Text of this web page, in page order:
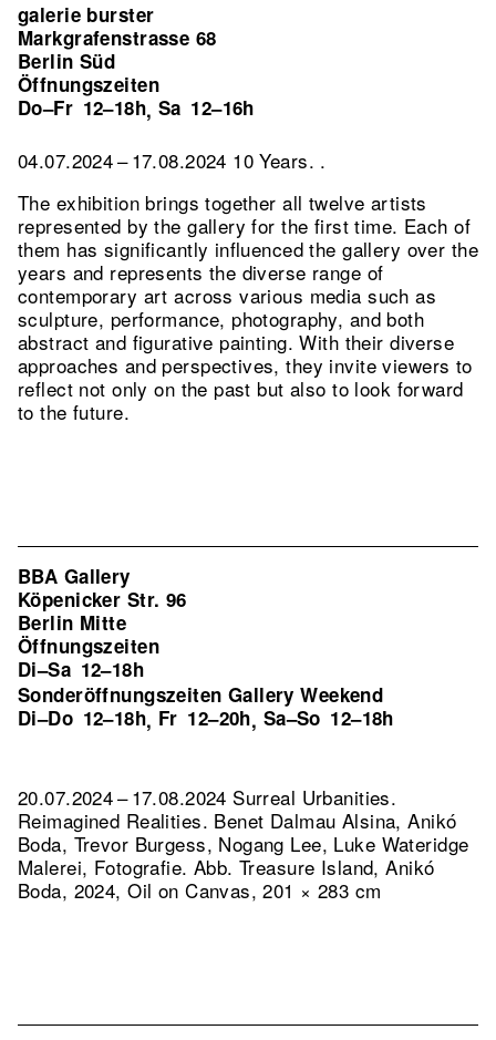
galerie burster
Markgrafenstrasse 68
Berlin Süd
Öffnungszeiten
Do–Fr 12–18h, Sa 12–16h
04.07.2024 – 17.08.2024 10 Years. .
The exhibition brings together all twelve artists
represented by the gallery for the first time. Each of
them has significantly influenced the gallery over the
years and represents the diverse range of
contemporary art across various media such as
sculpture, performance, photography, and both
abstract and figurative painting. With their diverse
approaches and perspectives, they invite viewers to
reflect not only on the past but also to look forward
to the future.
BBA Gallery
Köpenicker Str. 96
Berlin Mitte
Öffnungszeiten
Di–Sa 12–18h
Sonderöffnungszeiten Gallery Weekend
Di–Do 12–18h, Fr 12–20h, Sa–So 12–18h
20.07.2024 – 17.08.2024 Surreal Urbanities.
Reimagined Realities. Benet Dalmau Alsina, Anikó
Boda, Trevor Burgess, Nogang Lee, Luke Wateridge
Malerei, Fotografie. Abb. Treasure Island, Anikó
Boda, 2024, Oil on Canvas, 201 × 283 cm